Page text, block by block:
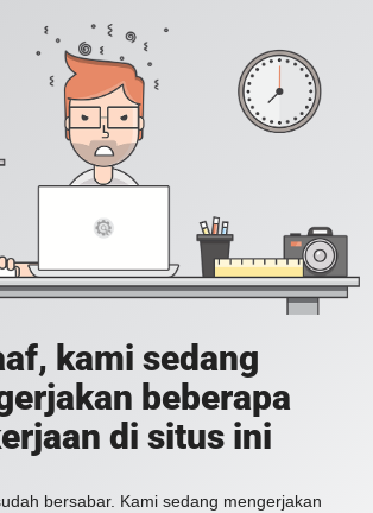
kami sedang
beberapa
di situs ini
bersabar. Kami sedang mengerjakan